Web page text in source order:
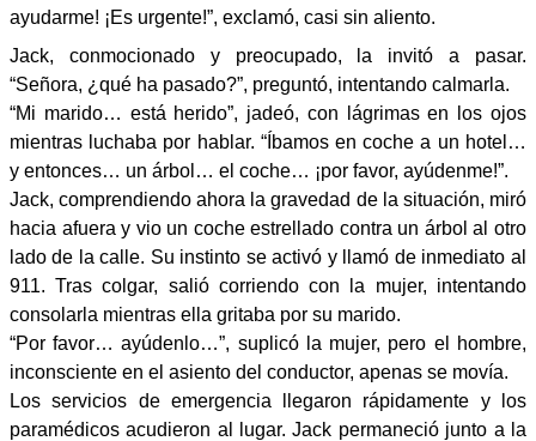
ayudarme! ¡Es urgente!”, exclamó, casi sin aliento.
Jack, conmocionado y preocupado, la invitó a pasar.
“Señora, ¿qué ha pasado?”, preguntó, intentando calmarla.
“Mi marido… está herido”, jadeó, con lágrimas en los ojos
mientras luchaba por hablar. “Íbamos en coche a un hotel…
y entonces… un árbol… el coche… ¡por favor, ayúdenme!”.
Jack, comprendiendo ahora la gravedad de la situación, miró
hacia afuera y vio un coche estrellado contra un árbol al otro
lado de la calle. Su instinto se activó y llamó de inmediato al
911. Tras colgar, salió corriendo con la mujer, intentando
consolarla mientras ella gritaba por su marido.
“Por favor… ayúdenlo…”, suplicó la mujer, pero el hombre,
inconsciente en el asiento del conductor, apenas se movía.
Los servicios de emergencia llegaron rápidamente y los
paramédicos acudieron al lugar. Jack permaneció junto a la